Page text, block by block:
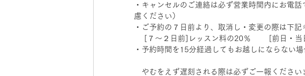
・キャンセルのご連絡は必ず営業時間内にお電
慮ください）
・ご予約の７日前より、取消し・変更の際は下
[７～２日前]レッスン料の20％ 　   [前日・
・予約時間を15分経過してもお越しにならな
やむをえず遅刻される際は必ずご一報くださ